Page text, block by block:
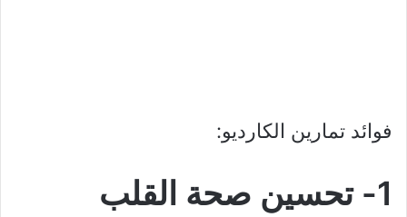
فوائد تمارين الكارديو:
1- تحسين صحة القلب